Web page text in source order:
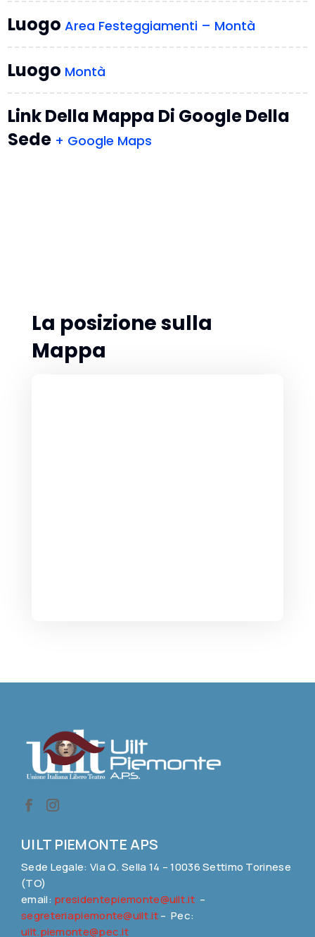
LuogoArea Festeggiamenti – Montà
Luogo Montà
Link Della Mappa Di Google Della
Sede + Google Maps
La posizione sulla
Mappa
UILT PIEMONTE APS
Sede Legale: Via Q. Sella 14 – 10036 Settimo Torinese
(TO)
email: presidentepiemonte@uilt.it–
segreteriapiemonte@uilt.it– Pec:
uilt.piemonte@pec.it